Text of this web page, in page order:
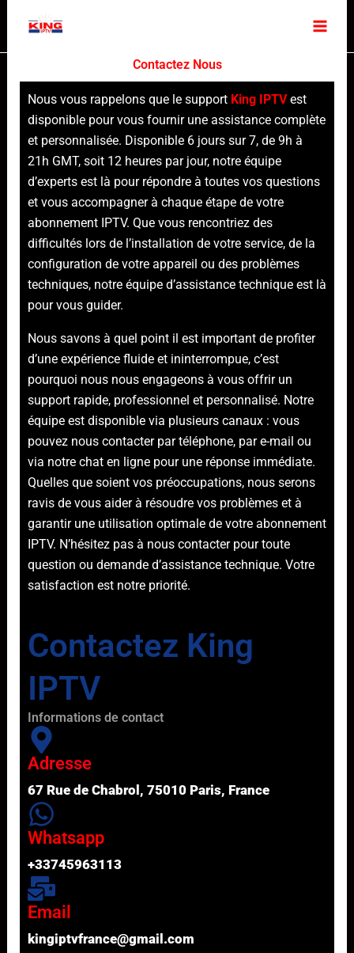
content
Contactez Nous
Nous vous rappelons que le support King IPTVest
disponible pour vous fournir une assistance complète
et personnalisée. Disponible 6 jours sur 7, de 9h à
21h GMT, soit 12 heures par jour, notre équipe
d’experts est là pour répondre à toutes vos questions
et vous accompagner à chaque étape de votre
abonnement IPTV. Que vous rencontriez des
difficultés lors de l’installation de votre service, de la
configuration de votre appareil ou des problèmes
techniques, notre équipe d’assistance technique est là
pour vous guider.
Nous savons à quel point il est important de profiter
d’une expérience fluide et ininterrompue, c’est
pourquoi nous nous engageons à vous offrir un
support rapide, professionnel et personnalisé. Notre
équipe est disponible via plusieurs canaux : vous
pouvez nous contacter par téléphone, par e-mail ou
via notre chat en ligne pour une réponse immédiate.
Quelles que soient vos préoccupations, nous serons
ravis de vous aider à résoudre vos problèmes et à
garantir une utilisation optimale de votre abonnement
IPTV. N’hésitez pas à nous contacter pour toute
question ou demande d’assistance technique. Votre
satisfaction est notre priorité.
Contactez King
IPTV
Informations de contact
Adresse
67 Rue de Chabrol, 75010 Paris, France
Whatsapp
+33745963113
Email
kingiptvfrance@gmail.com